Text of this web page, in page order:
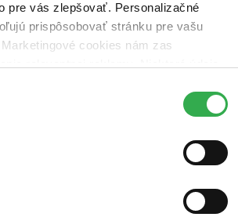
pre vás zlepšovať. Personalizačné
prispôsobovať stránku pre vašu
cookies nám zas
všetky tieto cookies. Ďakujeme!
trochu rýchlejšie!